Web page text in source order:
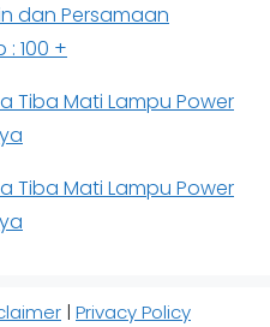
dan Persamaan
: 100 +
Tiba Mati Lampu Power
Tiba Mati Lampu Power
| Privacy Policy